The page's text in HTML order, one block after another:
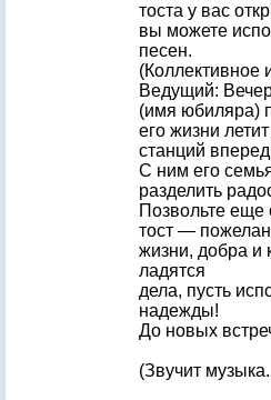
тоста у вас
вы можете
песен.
(Коллективное
Ведущий:
(имя юбиляра)
его жизни
станций
С ним его
разделить
Позвольте еще
тост —
жизни, добра и
ладятся
дела, пусть
надежды!
До новых
(Звучит